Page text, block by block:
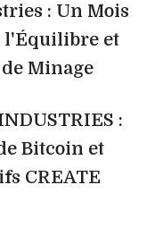
: Un Mois
l'Équilibre et
Minage
:
Bitcoin et
CREATE